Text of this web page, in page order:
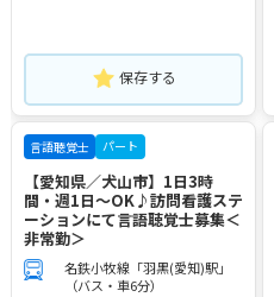
保存する
言語聴覚士 パート
【愛知県／犬山市】1日3時
間・週1日～OK♪訪問看護ステ
ーションにて言語聴覚士募集＜
非常勤＞
名鉄小牧線「羽黒(愛知)駅」
（バス・車6分）